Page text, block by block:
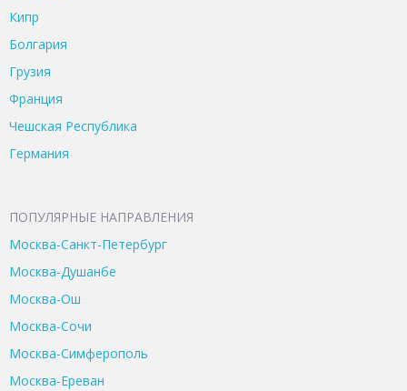
Кипр
Болгария
Грузия
Франция
Чешская Республика
Германия
ПОПУЛЯРНЫЕ НАПРАВЛЕНИЯ
Москва-Санкт-Петербург
Москва-Душанбе
Москва-Ош
Москва-Сочи
Москва-Симферополь
Москва-Ереван